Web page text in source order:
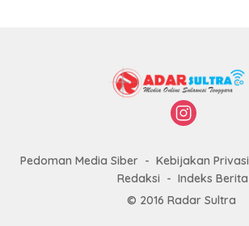
Pedoman Media Siber Kebijakan Privasi
Redaksi
Indeks Berita
© 2016 Radar Sultra